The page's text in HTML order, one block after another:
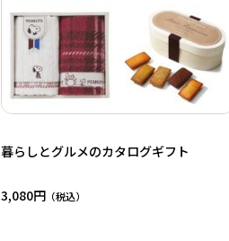
暮らしとグルメのカタログギフト
3,080円